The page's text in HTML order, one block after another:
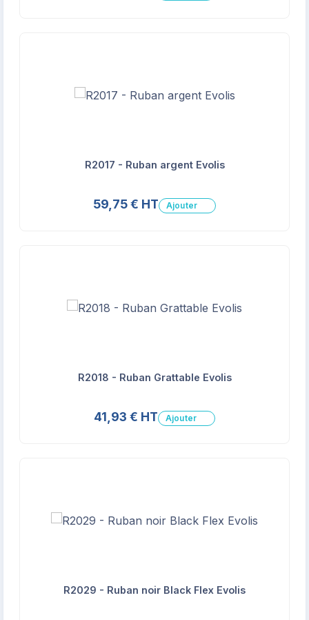
R2017 - Ruban argent Evolis
59,75 € HT Ajouter
R2018 - Ruban Grattable Evolis
41,93 € HT Ajouter
R2029 - Ruban noir Black Flex Evolis